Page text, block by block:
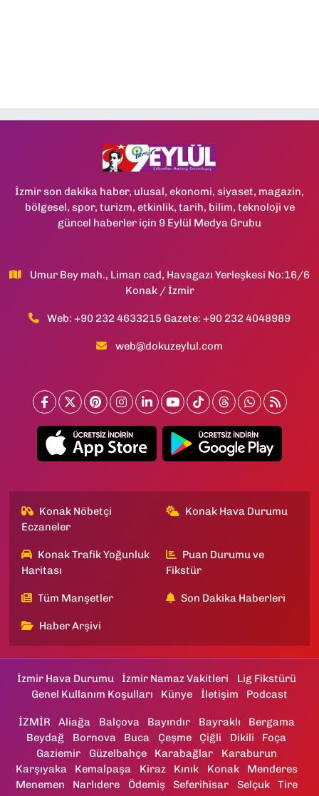
İzmir son dakika haber, ulusal, ekonomi, siyaset, magazin,
bölgesel, spor, turizm, etkinlik, tarih, bilim, teknoloji ve
güncel haberler için 9 Eylül Medya Grubu
Umur Bey mah., Liman cad, Havagazı Yerleşkesi No:16/6
Konak / İzmir
Web: +90 232 4633215 Gazete: +90 232 4048989
web@dokuzeylul.com
Konak Nöbetçi
Eczaneler
Konak Hava Durumu
Konak Trafik Yoğunluk
Haritası
Puan Durumu ve
Fikstür
Tüm Manşetler Son Dakika Haberleri
Haber Arşivi
İzmir Hava Durumu İzmir Namaz Vakitleri
Lig Fikstürü
Genel Kullanım Koşulları
Künye İletişim Podcast
İZMİR Aliağa Balçova Bayındır Bayraklı
Bergama
Beydağ
Bornova Buca Çeşme Çiğli Dikili
Foça
Gaziemir
Güzelbahçe Karabağlar
Karaburun
Karşıyaka
Kemalpaşa Kiraz Kınık Konak
Menderes
Menemen
Narlıdere Ödemiş Seferihisar Selçuk
Tire